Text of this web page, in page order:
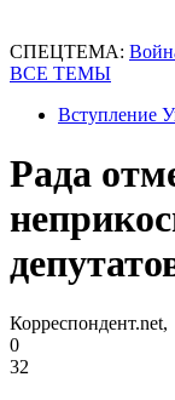
СПЕЦТЕМА:
ВСЕ ТЕМЫ
Вступление
Рада
0
32